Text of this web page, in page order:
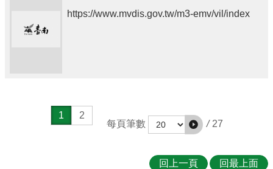
https://www.mvdis.gov.tw/m3-emv/vil/index
1
2
每頁筆數
/ 27
回上一頁 回最上面